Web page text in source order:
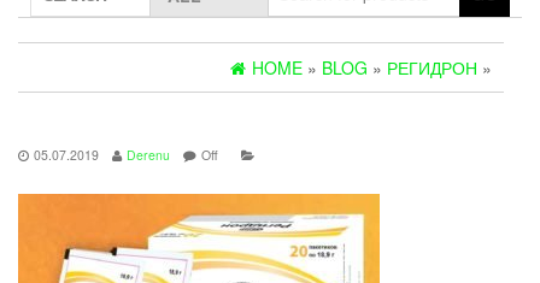
HOME » BLOG » РЕГИДРОН »
05.07.2019 Derenu Off